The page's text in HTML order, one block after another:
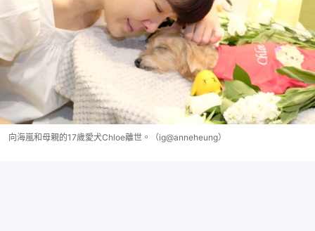
向海嵐和母親的17歲愛犬Chloe離世。（ig@anneheung）